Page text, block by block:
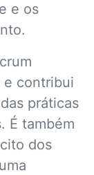
e os
e contribui
práticas
É também
dos